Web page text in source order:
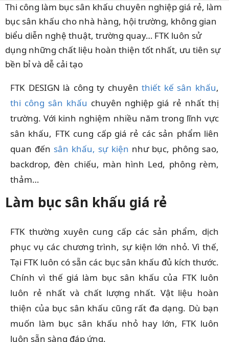
Thi công làm bục sân khấu chuyên nghiệp giá rẻ, làm
bục sân khấu cho nhà hàng, hội trường, không gian
biểu diễn nghệ thuật, trường quay… FTK luôn sử
dụng những chất liệu hoàn thiện tốt nhất, ưu tiên sự
bền bỉ và dễ cải tạo
FTK DESIGN là công ty chuyênthiết kế sân khấu,
thi công sân khấu chuyên nghiệp giá rẻ nhất thị
trường. Với kinh nghiệm nhiều năm trong lĩnh vực
sân khấu, FTK cung cấp giá rẻ các sản phẩm liên
quan đến sân khấu, sự kiện như bục, phông sao,
backdrop, đèn chiếu, màn hình Led, phông rèm,
thảm…
Làm bục sân khấu giá rẻ
FTK thường xuyên cung cấp các sản phẩm, dịch
phục vụ các chương trình, sự kiện lớn nhỏ. Vì thế,
Tại FTK luôn có sẵn các bục sân khấu đủ kích thước.
Chính vì thế giá làm bục sân khấu của FTK luôn
luôn rẻ nhất và chất lượng nhất. Vật liệu hoàn
thiện của bục sân khấu cũng rất đa dạng. Dù bạn
muốn làm bục sân khấu nhỏ hay lớn, FTK luôn
luôn sẵn sàng đáp ứng.